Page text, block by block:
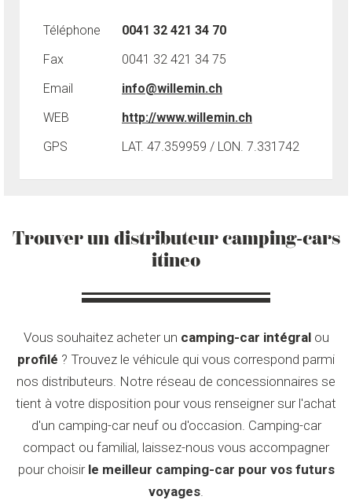
Téléphone
0041 32 421 34 70
Fax
0041 32 421 34 75
Email
info@willemin.ch
WEB
http://www.willemin.ch
GPS
LAT. 47.359959 / LON. 7.331742
Trouver un distributeur camping-cars
itineo
Vous souhaitez acheter un camping-car intégralou
profilé ? Trouvez le véhicule qui vous correspond parmi
nos distributeurs. Notre réseau de concessionnaires se
tient à votre disposition pour vous renseigner sur l'achat
d'un camping-car neuf ou d'occasion. Camping-car
compact ou familial, laissez-nous vous accompagner
pour choisir le meilleur camping-car pour vos futurs
voyages.